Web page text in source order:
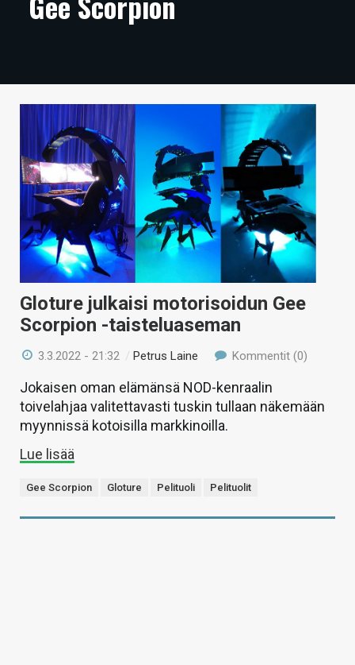
ARTIKKELIT
TECHBBS
TIETOA
HINTA.FI
KAUPPA
VAIHDA TEEMA
HAKU
Gloture julkaisi motorisoidun Gee
Scorpion -taisteluaseman
3.3.2022 - 21:32 /Petrus Laine Kommentit (0)
Jokaisen oman elämänsä NOD-kenraalin
toivelahjaa valitettavasti tuskin tullaan näkemään
myynnissä kotoisilla markkinoilla.
Lue lisää
Gee Scorpion Gloture Pelituoli Pelituolit